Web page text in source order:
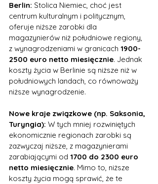
Berlin: Stolica Niemiec, choć jest
centrum kulturalnym i politycznym,
oferuje niższe zarobki dla
magazynierów niż południowe regiony,
z wynagrodzeniami w granicach 1900-
2500 euro netto miesięcznie. Jednak
koszty życia w Berlinie są niższe niż w
południowych landach, co równoważy
niższe wynagrodzenie.
Nowe kraje związkowe (np. Saksonia,
Turyngia): W tych mniej rozwiniętych
ekonomicznie regionach zarobki są
zazwyczaj niższe, z magazynierami
zarabiającymi od 1700 do 2300 euro
netto miesięcznie. Mimo to, niższe
koszty życia mogą sprawić, że te